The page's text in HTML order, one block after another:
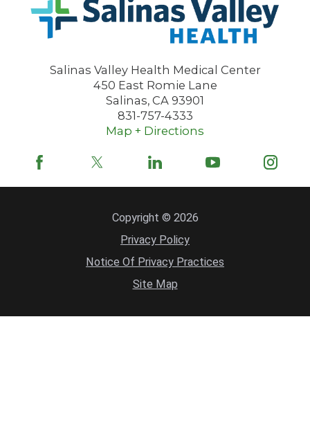
Salinas Valley Health Medical Center
450 East Romie Lane
Salinas, CA 93901
831-757-4333
Map + Directions
Copyright © 2026
Privacy Policy
Notice Of Privacy Practices
Site Map